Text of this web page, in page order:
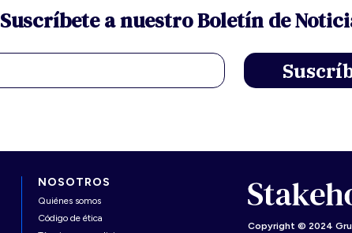
Suscríbete a nuestro Boletín de
NOSOTROS
Quiénes somos
Código de ética
Copyright © 2024